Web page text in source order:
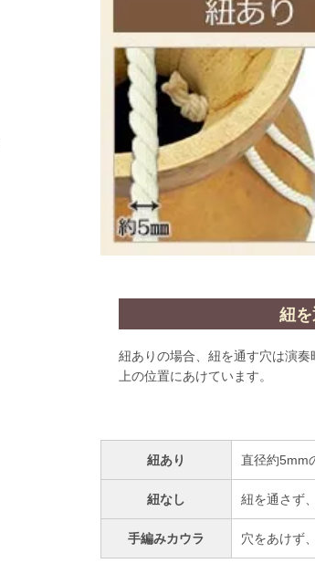
紐
紐ありの場合、紐を通す穴は演
上の位置にあけています。
紐あり 直径約5mm
紐なし 紐を通さず
手編みカウラ 穴をあけず